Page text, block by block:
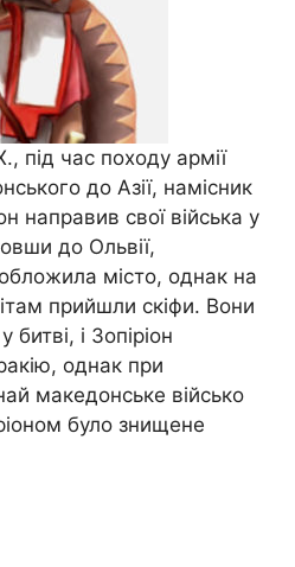
під час походу армії
до Азії, намісник
направив свої війська у
до Ольвії,
місто, однак на
прийшли скіфи. Вони
і Зопіріон
однак при
македонське військо
було знищене